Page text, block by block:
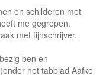
en schilderen met
me gegrepen.
met fijnschrijver.
ben en
het tabblad Aafke